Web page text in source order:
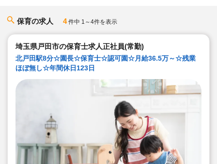
保育の求人 4件中 1～4件を表示
埼玉県戸田市の保育士求人正社員(常勤)
北戸田駅8分☆園長☆保育士☆認可園☆月給36.5万～☆残業
ほぼ無し☆年間休日123日